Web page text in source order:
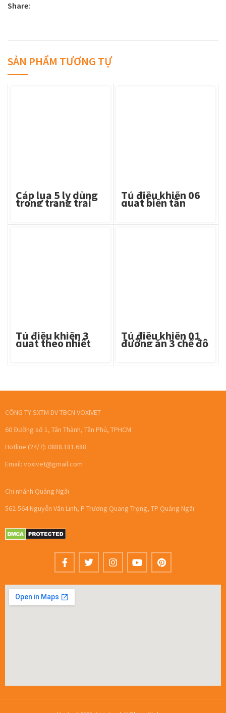
Share:
SẢN PHẨM TƯƠNG TỰ
Cáp lụa 5 ly dùng
trong trang trại
chăn nuôi
Tủ điều khiển 06
quạt biến tần
Tủ điều khiển 3
quạt theo nhiệt
độ Fox nhiệt
Tủ điều khiển 01
đường ăn 3 chế độ
CÔNG TY SXTM DV TBCN VOXIVET
60 Đường số 1, Tân Thành, Tân Phú, TPHCM
Hotline (24/7): 0888.181.688
Email: voxivet@gmail.com
Chi nhánh Quảng Ngãi
562-564 Nguyễn Văn Linh, P Trương Quang Trọng, TP Quảng Ngãi